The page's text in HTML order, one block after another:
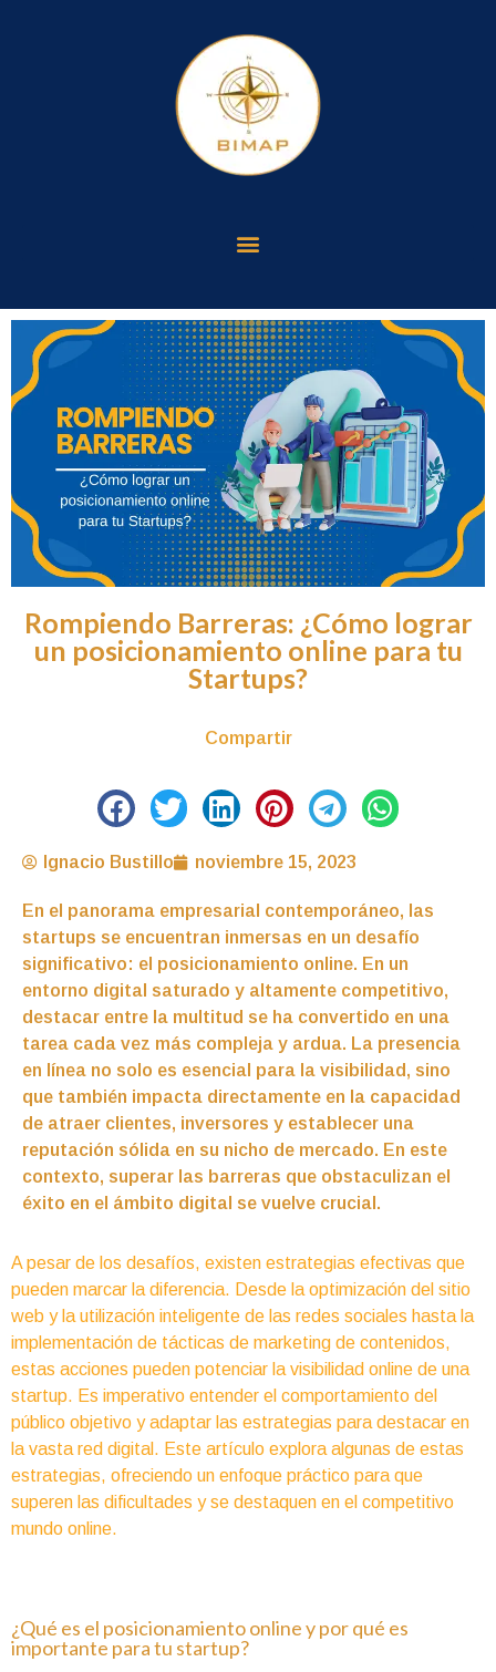
Rompiendo Barreras: ¿Cómo lograr
un posicionamiento online para tu
Startups?
Compartir
Ignacio Bustillo noviembre 15, 2023
En el panorama empresarial contemporáneo, las
startups se encuentran inmersas en un desafío
significativo: el posicionamiento online. En un
entorno digital saturado y altamente competitivo,
destacar entre la multitud se ha convertido en una
tarea cada vez más compleja y ardua. La presencia
en línea no solo es esencial para la visibilidad, sino
que también impacta directamente en la capacidad
de atraer clientes, inversores y establecer una
reputación sólida en su nicho de mercado. En este
contexto, superar las barreras que obstaculizan el
éxito en el ámbito digital se vuelve crucial.
A pesar de los desafíos, existen estrategias efectivas que
pueden marcar la diferencia. Desde la optimización del sitio
web y la utilización inteligente de las redes sociales hasta la
implementación de tácticas de marketing de contenidos,
estas acciones pueden potenciar la visibilidad online de una
startup. Es imperativo entender el comportamiento del
público objetivo y adaptar las estrategias para destacar en
la vasta red digital. Este artículo explora algunas de estas
estrategias, ofreciendo un enfoque práctico para que
superen las dificultades y se destaquen en el competitivo
mundo online.
¿Qué es el posicionamiento online y por qué es
importante para tu startup?